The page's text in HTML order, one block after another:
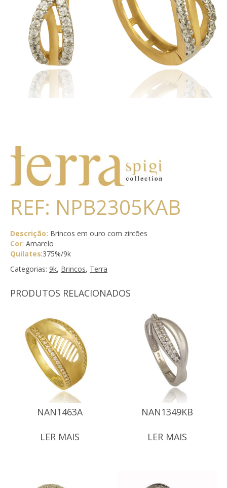
REF: NPB2305KAB
Descrição: Brincos em ouro com zircões
Cor: Amarelo
Quilates:375%/9k
Categorias: 9k, Brincos, Terra
PRODUTOS RELACIONADOS
NAN1463A
LER MAIS
NAN1349KB
LER MAIS